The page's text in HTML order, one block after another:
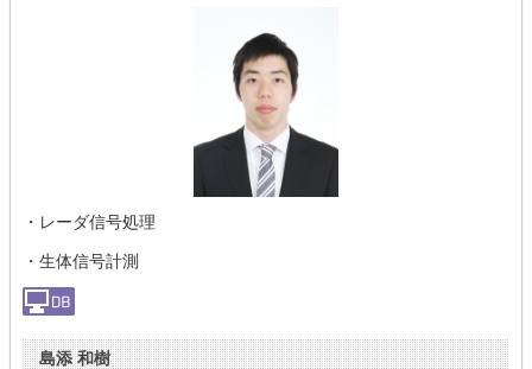
・レーダ信号処理
・生体信号計測
島添 和樹